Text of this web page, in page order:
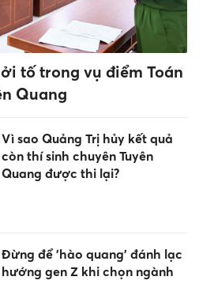
Áp thấp nhiệt đới mạnh thành
bão số 3 trên Biển Đông
mọi đối thủ, 3 con giáp có
THỪA năng lực, làm ăn PHẤT
lên như diều gặp gió
trước cửa: 4 con giáp đón
may mắn ngút ngàn ngày